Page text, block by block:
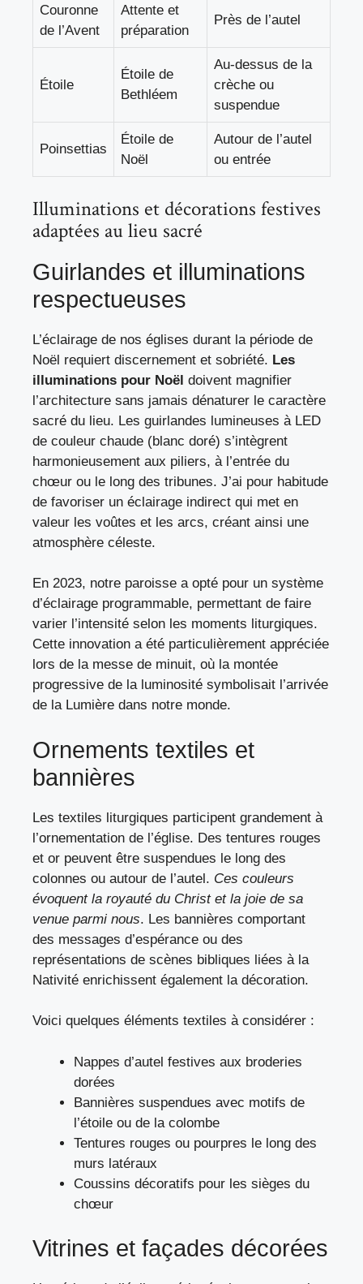
Couronne
de l’Avent
Attente et
préparation
Près de l’autel
Étoile
Étoile de
Bethléem
Au-dessus de la
crèche ou
suspendue
Poinsettias
Étoile de
Noël
Autour de l’autel
ou entrée
Illuminations et décorations festives
adaptées au lieu sacré
Guirlandes et illuminations
respectueuses
L’éclairage de nos églises durant la période de
Noël requiert discernement et sobriété. Les
illuminations pour Noël doivent magnifier
l’architecture sans jamais dénaturer le caractère
sacré du lieu. Les guirlandes lumineuses à LED
de couleur chaude (blanc doré) s’intègrent
harmonieusement aux piliers, à l’entrée du
chœur ou le long des tribunes. J’ai pour habitude
de favoriser un éclairage indirect qui met en
valeur les voûtes et les arcs, créant ainsi une
atmosphère céleste.
En 2023, notre paroisse a opté pour un système
d’éclairage programmable, permettant de faire
varier l’intensité selon les moments liturgiques.
Cette innovation a été particulièrement appréciée
lors de la messe de minuit, où la montée
progressive de la luminosité symbolisait l’arrivée
de la Lumière dans notre monde.
Ornements textiles et
bannières
Les textiles liturgiques participent grandement à
l’ornementation de l’église. Des tentures rouges
et or peuvent être suspendues le long des
colonnes ou autour de l’autel. Ces couleurs
évoquent la royauté du Christ et la joie de sa
venue parmi nous. Les bannières comportant
des messages d’espérance ou des
représentations de scènes bibliques liées à la
Nativité enrichissent également la décoration.
Voici quelques éléments textiles à considérer :
Nappes d’autel festives aux broderies
dorées
Bannières suspendues avec motifs de
l’étoile ou de la colombe
Tentures rouges ou pourpres le long des
murs latéraux
Coussins décoratifs pour les sièges du
chœur
Vitrines et façades décorées